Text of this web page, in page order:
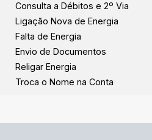
Consulta a Débitos e 2º Via
Ligação Nova de Energia
Falta de Energia
Envio de Documentos
Religar Energia
Troca o Nome na Conta